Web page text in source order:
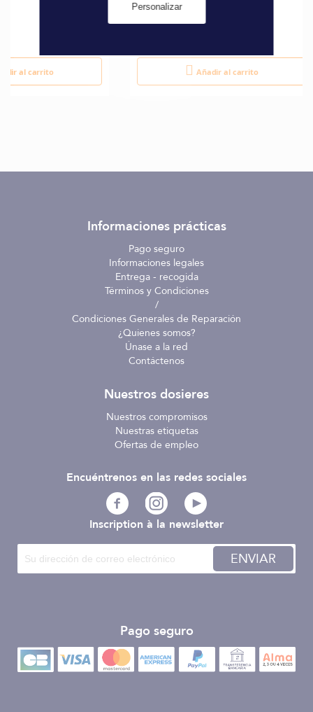
al carrito
99,00 €
Añadir al carrito
Informaciones prácticas
Pago seguro
Informaciones legales
Entrega - recogida
Términos y Condiciones
/
Condiciones Generales de Reparación
¿Quienes somos?
Únase a la red
Contáctenos
Nuestros dosieres
Nuestros compromisos
Nuestras etiquetas
Ofertas de empleo
Inscription à la newsletter
ENVIAR
Pago seguro
Encuéntrenos en las redes sociales
Personalizar